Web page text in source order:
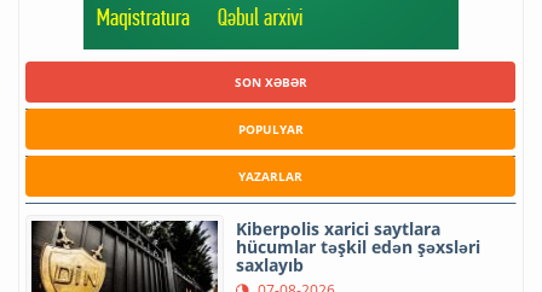
SON XƏBƏR
POPULYAR
YAZARLAR
Kiberpolis xarici saytlara
hücumlar təşkil edən şəxsləri
saxlayıb